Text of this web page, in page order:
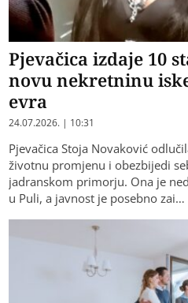
Pjevačica izdaje 10
novu nekretninu
evra
24.07.2026. | 10:31
Pjevačica Stoja Novaković
životnu promjenu i obezbijedi
jadranskom primorju. Ona je
u Puli, a javnost je posebno zai…